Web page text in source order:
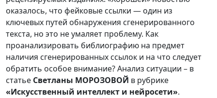
оказалось, что фейковые ссылки — один из
ключевых путей обнаружения сгенерированного
текста, но это не умаляет проблему. Как
проанализировать библиографию на предмет
наличия сгенерированных ссылок и на что следует
обратить особое внимание? Анализ ситуации – в
статье Светланы МОРОЗОВОЙ в рубрике
«Искусственный интеллект и нейросети».